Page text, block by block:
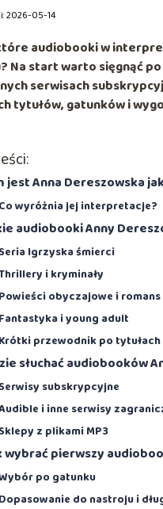
2026-05-14
audiobooki w
Na start warto sięgnąć
serwisach
tytułów, gatunków i
jest Anna Dereszowska
Co wyróżnia jej interpretacje?
audiobooki Anny
Seria Igrzyska śmierci
i kryminały
Powieści obyczajowe i romans
Fantastyka i young adult
Krótki przewodnik po tytułach
słuchać audiobooków
Serwisy subskrypcyjne
i inne serwisy
Sklepy z plikami MP3
wybrać pierwszy
po gatunku
Dopasowanie do nastroju i